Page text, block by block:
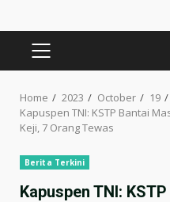
PRIMARY
Home 2023 October
19
Kapuspen TNI: KSTP Bantai
Keji, 7 Orang Tewas
Berita Terkini
Kapuspen TNI: